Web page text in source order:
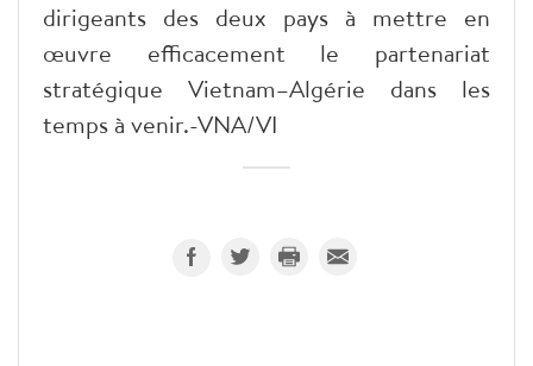
dirigeants des deux pays à mettre en
œuvre efficacement le partenariat
stratégique Vietnam–Algérie dans les
temps à venir.-VNA/VI